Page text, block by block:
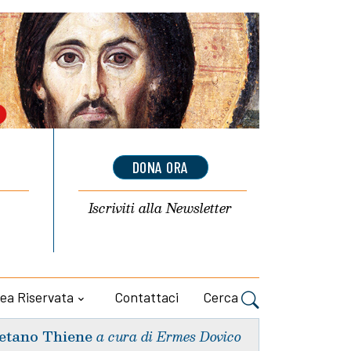
DONA ORA
Iscriviti allaNewsletter
Riservata Contattaci Cerca
Thiene a cura di Ermes Dovico